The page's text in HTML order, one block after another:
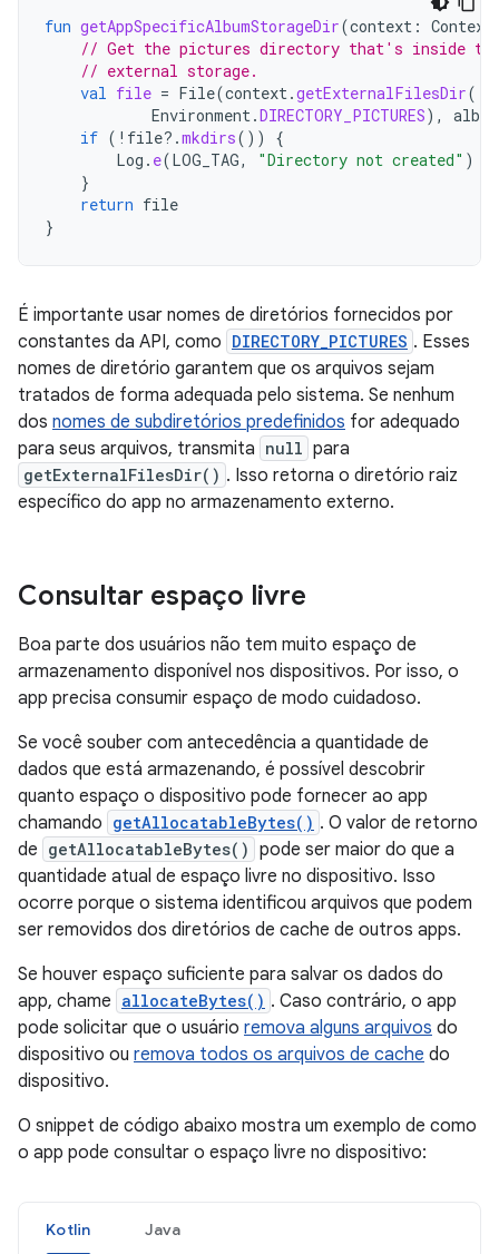
fun getAppSpecificAlbumStorageDir(context : Context
// Get the pictures directory that's inside
// external storage.
val file = File(context.getExternalFilesDir(
Environment.DIRECTORY_PICTURES),
if ( ! file?.mkdirs())
{
Log . e(LOG_TAG, "Directory not created" )
}
return file
}
É importante usar nomes de diretórios fornecidos por
constantes da API, como DIRECTORY_PICTURES . Esses
nomes de diretório garantem que os arquivos sejam
tratados de forma adequada pelo sistema. Se nenhum
dos nomes de subdiretórios predefinidos for adequado
para seus arquivos, transmita null para
getExternalFilesDir() . Isso retorna o diretório raiz
específico do app no armazenamento externo.
Consultar espaço livre
Boa parte dos usuários não tem muito espaço de
armazenamento disponível nos dispositivos. Por isso, o
app precisa consumir espaço de modo cuidadoso.
Se você souber com antecedência a quantidade de
dados que está armazenando, é possível descobrir
quanto espaço o dispositivo pode fornecer ao app
chamando getAllocatableBytes() . O valor de retorno
de getAllocatableBytes() pode ser maior do que a
quantidade atual de espaço livre no dispositivo. Isso
ocorre porque o sistema identificou arquivos que podem
ser removidos dos diretórios de cache de outros apps.
Se houver espaço suficiente para salvar os dados do
app, chame allocateBytes() . Caso contrário, o app
pode solicitar que o usuário remova alguns arquivos do
dispositivo ou remova todos os arquivos de cache do
dispositivo.
O snippet de código abaixo mostra um exemplo de como
o app pode consultar o espaço livre no dispositivo:
Kotlin Java